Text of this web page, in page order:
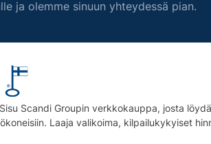
ja olemme sinuun yhteydessä pian.
Scandi Groupin verkkokauppa, josta
Laaja valikoima, kilpailukykyiset